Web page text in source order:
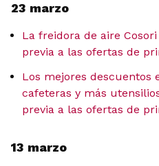
23 marzo
La freidora de aire
previa a las ofertas de
Los mejores descuentos
cafeteras y más
previa a las ofertas de
13 marzo